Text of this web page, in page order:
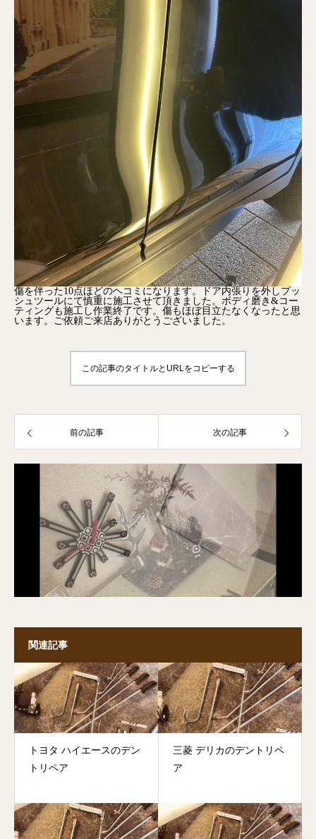
傷を伴った10点ほどのヘコミになります。ドア内張りを外しプッ
シュツールにて慎重に施工させて頂きました。ボディ磨き&コー
ティングも施工し作業終了です。傷もほぼ目立たなくなったと思
います。ご依頼ご来店ありがとうございました。
この記事のタイトルとURLをコピーする
前の記事 次の記事
関連記事
トヨタ ハイエースのデン
トリペア
三菱 デリカのデントリペ
ア